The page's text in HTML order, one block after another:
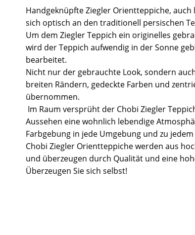
Handgeknüpfte Ziegler Orientteppiche,
sich optisch an den traditionell persischen
Um dem Ziegler Teppich ein originelles
wird der Teppich aufwendig in der Sonne
bearbeitet.
Nicht nur der gebrauchte Look, sondern
breiten Rändern, gedeckte Farben und
übernommen.
Im Raum versprüht der Chobi Ziegler
Aussehen eine wohnlich lebendige
Farbgebung in jede Umgebung und zu
Chobi Ziegler Orientteppiche werden aus
und überzeugen durch Qualität und eine
Überzeugen Sie sich selbst!